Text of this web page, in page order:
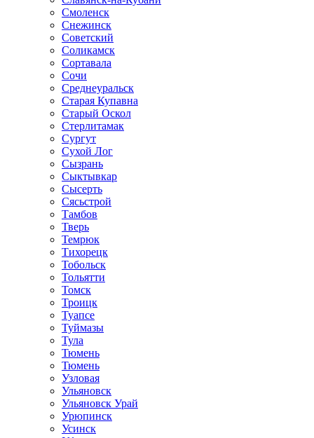
Смоленск
Снежинск
Советский
Соликамск
Сортавала
Сочи
Среднеуральск
Старая Купавна
Старый Оскол
Стерлитамак
Сургут
Сухой Лог
Сызрань
Сыктывкар
Сысерть
Сясьстрой
Тамбов
Тверь
Темрюк
Тихорецк
Тобольск
Тольятти
Томск
Троицк
Туапсе
Туймазы
Тула
Тюмень
Тюмень
Узловая
Ульяновск
Ульяновск Урай
Урюпинск
Усинск